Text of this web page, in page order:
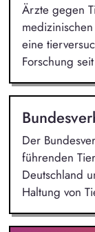
Ärzte gegen
eine
Forschung
Der
führenden
Deutschland
Haltung von